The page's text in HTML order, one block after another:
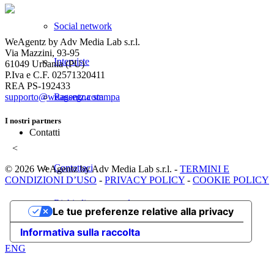
Social network
Interviste
Rassegna stampa
Contatti
Contattaci
Richiedi una consulenza
ENG
WeAgentz by Adv Media Lab s.r.l.
Via Mazzini, 93-95
61049 Urbania (PU)
P.Iva e C.F. 02571320411
REA PS-192433
supporto@weagentz.com
I nostri partners
<
© 2026 WeAgentz by Adv Media Lab s.r.l. - TERMINI E
CONDIZIONI D’USO - PRIVACY POLICY - COOKIE POLICY
Informativa sulla raccolta
Le tue preferenze relative alla privacy